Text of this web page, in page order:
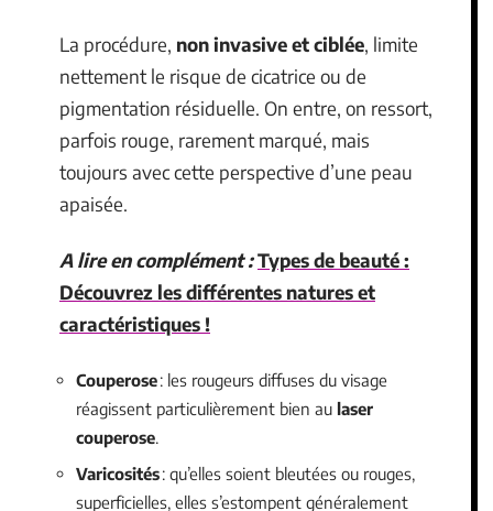
La procédure, non invasive et ciblée, limite
nettement le risque de cicatrice ou de
pigmentation résiduelle. On entre, on ressort,
parfois rouge, rarement marqué, mais
toujours avec cette perspective d’une peau
apaisée.
A lire en complément :Types de beauté :
Découvrez les différentes natures et
caractéristiques !
Couperose: les rougeurs diffuses du visage
réagissent particulièrement bien au laser
couperose
Varicosités: qu’elles soient bleutées ou rouges,
superficielles, elles s’estompent généralement